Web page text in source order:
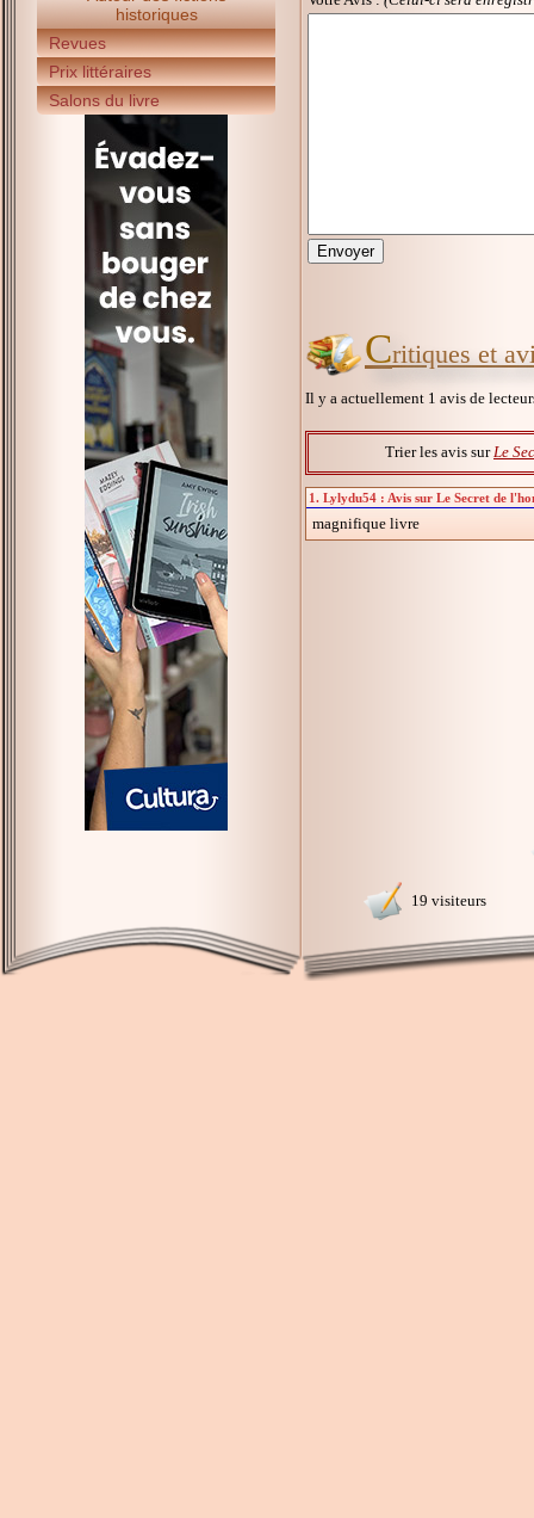
historiques
Revues
Prix littéraires
Salons du livre
Critiques et
Il y a actuellement 1 avis de
Trier les avis sur Le
1. Lylydu54 : Avis sur Le Secret de
magnifique livre
19 visiteurs